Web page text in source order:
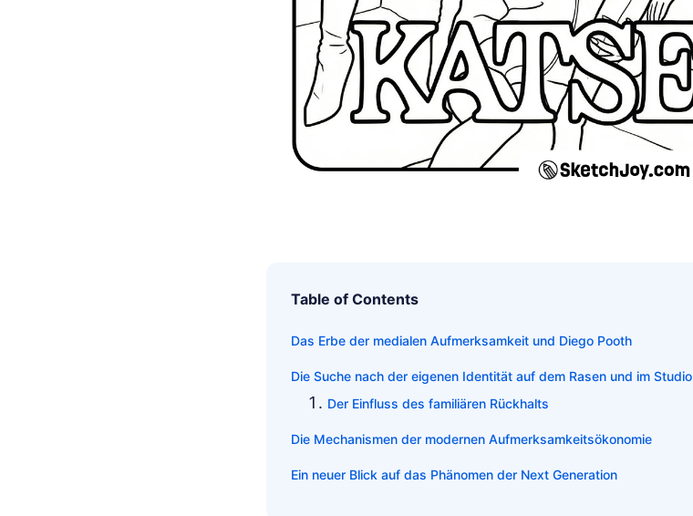
Table of Contents
Das Erbe der medialen Aufmerksamkeit und Diego Pooth
Die Suche nach der eigenen Identität auf dem Rasen und im Studio
Der Einfluss des familiären Rückhalts
Die Mechanismen der modernen Aufmerksamkeitsökonomie
Ein neuer Blick auf das Phänomen der Next Generation